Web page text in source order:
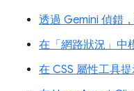
透過 Gemini 偵錯
在「網路狀況」中
在 CSS 屬性工具